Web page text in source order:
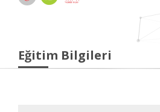
Eğitim Bilgileri